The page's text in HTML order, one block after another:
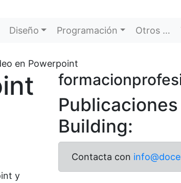
Diseño Programación Otros …
en Powerpoint
y
Building:
Contacta con